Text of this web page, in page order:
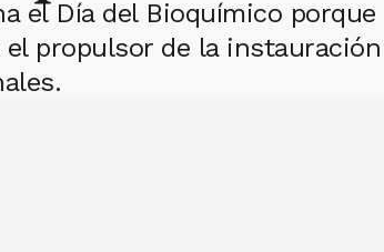
el Día del Bioquímico
propulsor de la